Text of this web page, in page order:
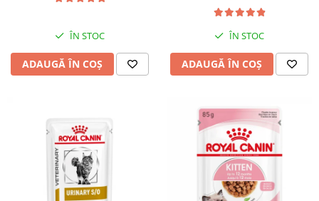
ÎN STOC
ADAUGĂ ÎN COȘ
ÎN STOC
ADAUGĂ ÎN COȘ